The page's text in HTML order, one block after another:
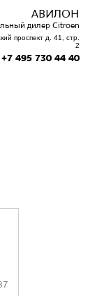
AВИЛОН
дилер Citroen
проспект д. 41, стр.
2
+7 495 730 44 40